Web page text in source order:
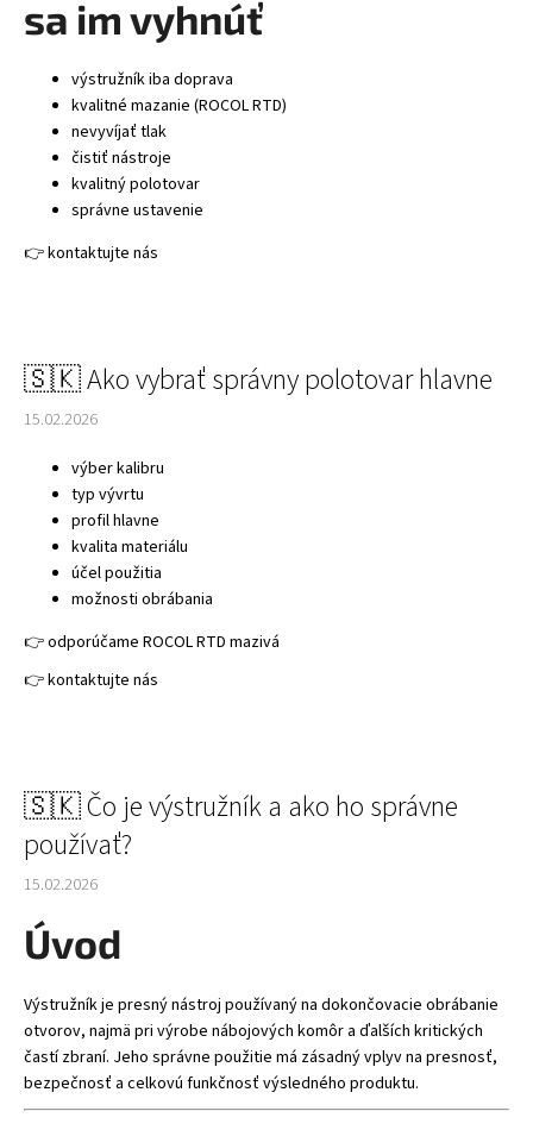
sa im vyhnúť
výstružník iba doprava
kvalitné mazanie (ROCOL RTD)
nevyvíjať tlak
čistiť nástroje
kvalitný polotovar
správne ustavenie
👉 kontaktujte nás
🇸🇰 Ako vybrať správny polotovar hlavne
15.02.2026
výber kalibru
typ vývrtu
profil hlavne
kvalita materiálu
účel použitia
možnosti obrábania
👉 odporúčame ROCOL RTD mazivá
👉 kontaktujte nás
🇸🇰 Čo je výstružník a ako ho správne
používať?
15.02.2026
Úvod
Výstružník je presný nástroj používaný na dokončovacie obrábanie
otvorov, najmä pri výrobe nábojových komôr a ďalších kritických
častí zbraní. Jeho správne použitie má zásadný vplyv na presnosť,
bezpečnosť a celkovú funkčnosť výsledného produktu.